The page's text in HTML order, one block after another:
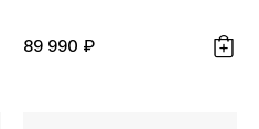
89 990 ₽